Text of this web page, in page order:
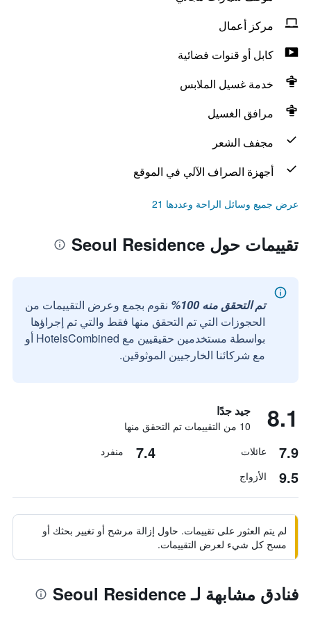
مركز أعمال
كابل أو قنوات فضائية
خدمة غسيل الملابس
مرافق الغسيل
مجفف الشعر
أجهزة الصراف الآلي في الموقع
عرض جميع وسائل الراحة وعددها 21
تقييمات حول Seoul Residence
تم التحقق منه 100%
نقوم بجمع وعرض التقييمات من
الحجوزات التي تم التحقق منها فقط والتي تم إجراؤها
بواسطة مستخدمين حقيقيين مع HotelsCombined أو
مع شركائنا الخارجيين الموثوقين.
8.1 جيد جدًا
10 من التقييمات تم التحقق منها
7.9 عائلات 7.4 منفرد
9.5 الأزواج
لم يتم العثور على تقييمات. حاول إزالة مرشح أو تغيير بحثك أو
مسح كل شيء لعرض التقييمات.
فنادق مشابهة لـ Seoul Residence